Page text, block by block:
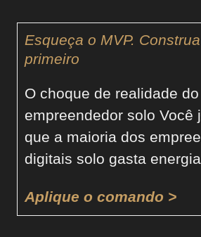
Esqueça o MVP.
primeiro
O choque de realidade do
empreendedor solo Você
que a maioria dos
digitais solo gasta
Aplique o comando >